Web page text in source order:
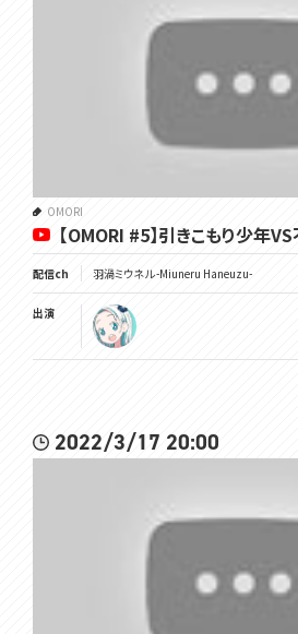
OMORI
【OMORI #5】引きこもり少年
配信ch 羽渦ミウネル -Miuneru Haneuzu-
出演
2022/3/17 20:00